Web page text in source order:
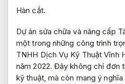
Hàn cắt.
Dự án sửa chữa và nâng cấp
một trong những công trình
TNHH Dịch Vụ Kỹ Thuật Vĩnh
năm 2022. Đây không chỉ đơn
kỹ thuật, mà còn mang ý